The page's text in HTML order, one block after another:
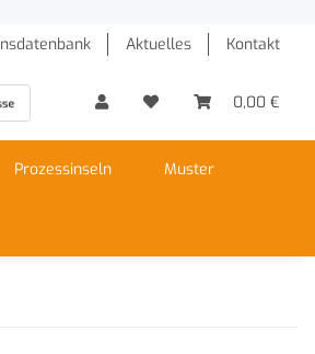
Aktuelles Kontakt
0,00 €
Prozessinseln Muster